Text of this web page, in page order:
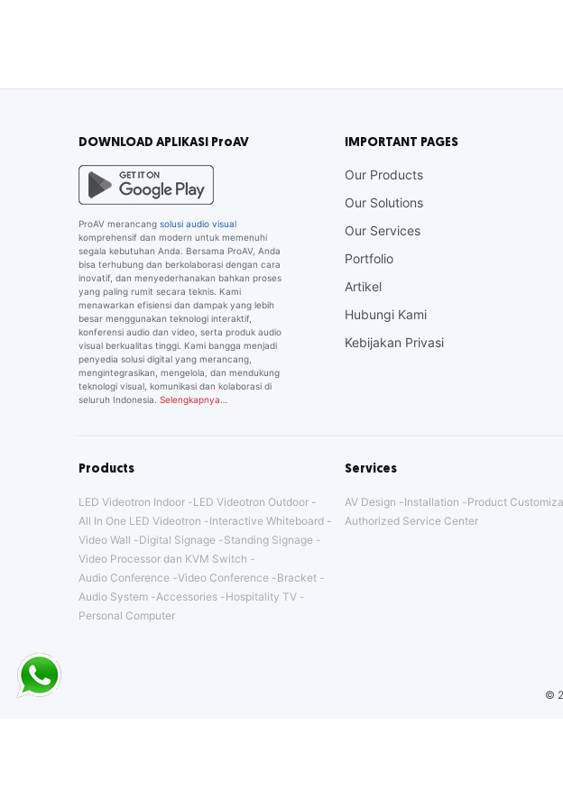
DOWNLOAD APLIKASI ProAV
ProAV merancang solusi audio visual
komprehensif dan modern untuk memenuhi
segala kebutuhan Anda. Bersama ProAV, Anda
bisa terhubung dan berkolaborasi dengan cara
inovatif, dan menyederhanakan bahkan proses
yang paling rumit secara teknis. Kami
menawarkan efisiensi dan dampak yang lebih
besar menggunakan teknologi interaktif,
konferensi audio dan video, serta produk audio
visual berkualitas tinggi. Kami bangga menjadi
penyedia solusi digital yang merancang,
mengintegrasikan, mengelola, dan mendukung
teknologi visual, komunikasi dan kolaborasi di
seluruh Indonesia. Selengkapnya…
IMPORTANT PAGES
Our Products
Our Solutions
Our Services
Portfolio
Artikel
Hubungi Kami
Kebijakan Privasi
Products
LED Videotron Indoor
LED Videotron Outdoor
All In One LED Videotron
Interactive Whiteboard
Video Wall
Digital Signage
Standing Signage
Video Processor dan KVM Switch
Audio Conference Video Conference
Bracket
Audio System
Accessories
Hospitality TV
Personal Computer
Services
AV Design Installation
Product
Authorized Service Center
©